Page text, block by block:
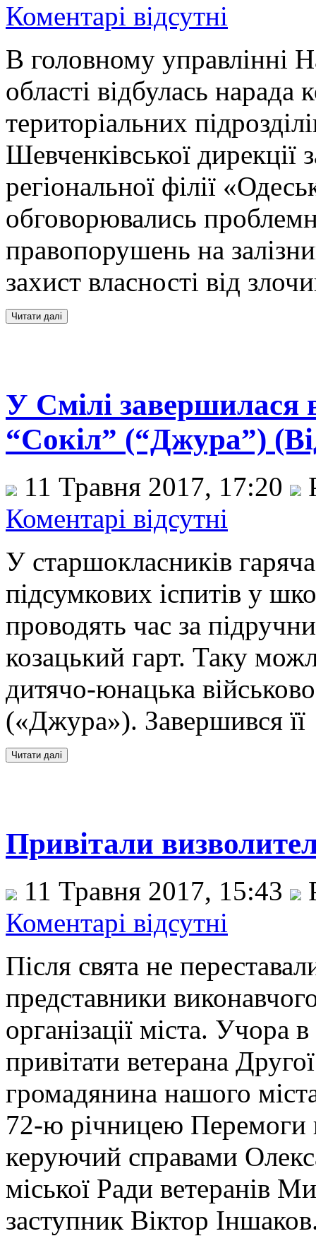
Коментарі відсутні
В головному управлінні
області відбулась
територіальних
Шевченківської дирекції
регіональної філії
обговорювались
правопорушень на
захист власності від
У Смілі завершилася
“Сокіл” (“Джура”)
11 Травня 2017, 17:20
Коментарі відсутні
У старшокласників
підсумкових іспитів у
проводять час за
козацький гарт. Таку
дитячо-юнацька
(«Джура»). Завершився
Привітали
11 Травня 2017, 15:43
Коментарі відсутні
Після свята не
представники
організації міста. Учора
привітати ветерана
громадянина нашого
72-ю річницею Перемоги
керуючий справами
міської Ради ветеранів
заступник Віктор